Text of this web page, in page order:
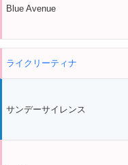
Blue Avenue
ライクリーティナ
サンデーサイレンス